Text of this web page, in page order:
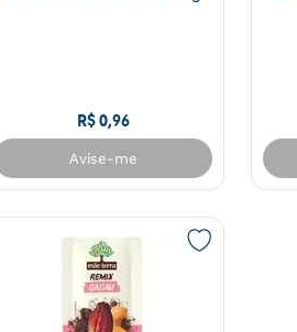
R$ 0,96
Avise-me